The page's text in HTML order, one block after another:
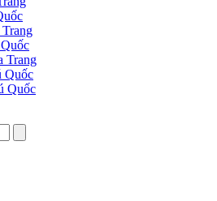
Trang
Quốc
Quốc